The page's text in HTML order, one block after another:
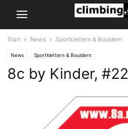
Start News Sportklettern & Bouldern
News Sportklettern & Bouldern
8c by Kinder, #22